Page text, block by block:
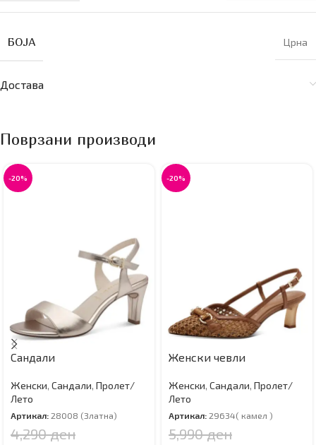
БОЈА Црна
Достава
Поврзани производи
-20%
Сандали
Женски, Сандали, Пролет/
Лето
Артикал:28008 (Златна)
4,290ден
-20%
Женски чевли
Женски, Сандали, Пролет/
Лето
Артикал:29634( камел )
5,990ден